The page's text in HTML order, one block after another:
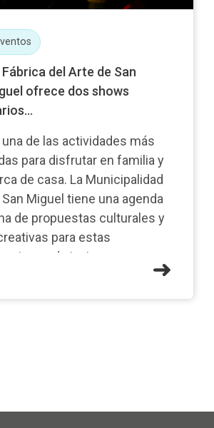
Fábrica del Arte de San
ofrece dos shows
una de las actividades más
para disfrutar en familia y
de casa. La Municipalidad
San Miguel tiene una agenda
de propuestas culturales y
para estas
de invierno en
espacios del distrito. En